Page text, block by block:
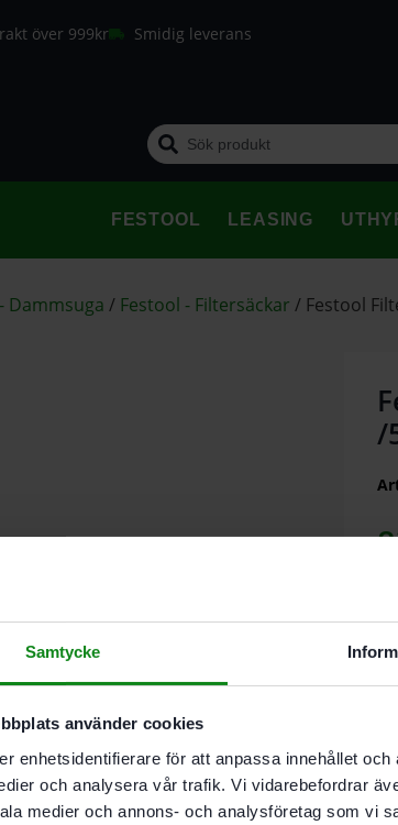
Samtycke
använder cookies
enhetsidentifierare för att anpassa innehållet
och analysera vår trafik. Vi vidarebefordrar
medier och annons- och analysföretag som vi
över 999kr Smidig leverans
FESTOOL LEASING
Dammsuga / Festool - Filtersäckar / Festool
/